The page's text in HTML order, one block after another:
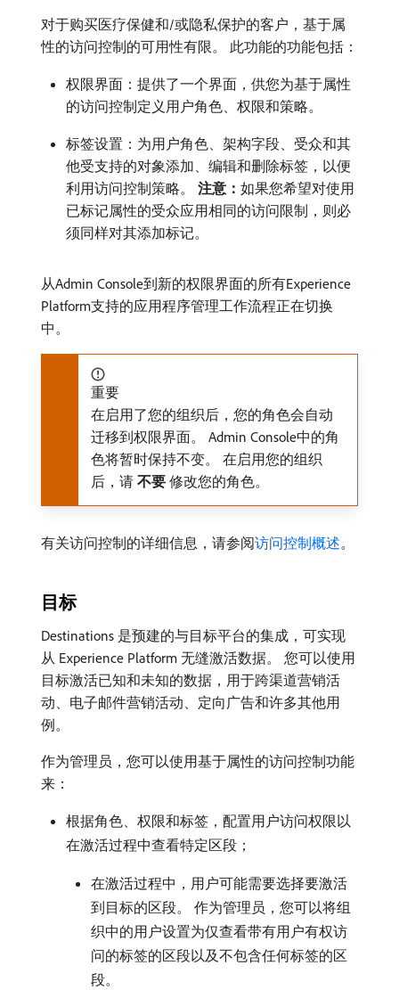
对于购买医疗保健和/或隐私保护的客户，基于属
性的访问控制的可用性有限。 此功能的功能包括：
权限界面：提供了一个界面，供您为基于属性
的访问控制定义用户角色、权限和策略。
标签设置：为用户角色、架构字段、受众和其
他受支持的对象添加、编辑和删除标签，以便
利用访问控制策略。 注意： ​如果您希望对使用
已标记属性的受众应用相同的访问限制，则必
须同样对其添加标记。
从Admin Console到新的权限界面的所有Experience
Platform支持的应用程序管理工作流程正在切换
中。
重要
在启用了您的组织后，您的角色会自动
迁移到权限界面。 Admin Console中的角
色将暂时保持不变。 在启用您的组织
后，请​ 不要 ​修改您的角色。
有关访问控制的详细信息，请参阅访问控制概述。
目标
Destinations 是预建的与目标平台的集成，可实现
从 Experience Platform 无缝激活数据。 您可以使用
目标激活已知和未知的数据，用于跨渠道营销活
动、电子邮件营销活动、定向广告和许多其他用
例。
作为管理员，您可以使用基于属性的访问控制功能
来：
根据角色、权限和标签，配置用户访问权限以
在激活过程中查看特定区段；
在激活过程中，用户可能需要选择要激活
到目标的区段。 作为管理员，您可以将组
织中的用户设置为仅查看带有用户有权访
问的标签的区段以及不包含任何标签的区
段。